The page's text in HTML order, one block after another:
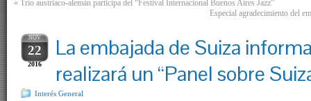
« Trío austríaco-alemán participa del “Festival Internacional Buenos Aires Jazz”
Especial agradecimiento del
NOV
22
2016
La embajada de Suiza
realizará un “Panel sobre
Interés General